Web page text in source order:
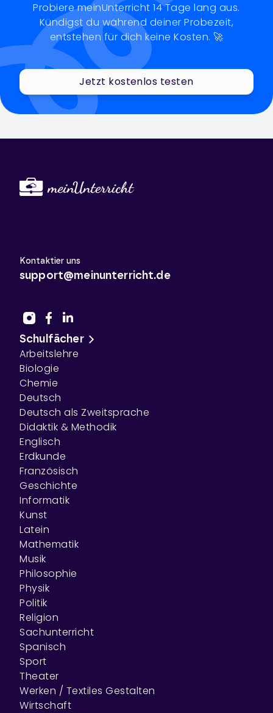
Probiere meinUnterricht 14 Tage lang aus.
Kündigst du während deiner Probezeit,
entstehen für dich keine Kosten. 🚀
Jetzt kostenlos testen
Kontaktier uns
support@meinunterricht.de
Schulfächer
Arbeitslehre
Biologie
Chemie
Deutsch
Deutsch als Zweitsprache
Didaktik & Methodik
Englisch
Erdkunde
Französisch
Geschichte
Informatik
Kunst
Latein
Mathematik
Musik
Philosophie
Physik
Politik
Religion
Sachunterricht
Spanisch
Sport
Theater
Werken / Textiles Gestalten
Wirtschaft